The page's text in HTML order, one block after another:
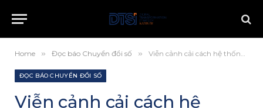
Home » Đọc báo Chuyển đổi số » Viễn cảnh cải cách hệ thống tiền tệ quốc tế và quốc tế hóa đồng Nhân dân tệ
ĐỌC BÁO CHUYỂN ĐỔI SỐ
Viễn cảnh cải cách hệ